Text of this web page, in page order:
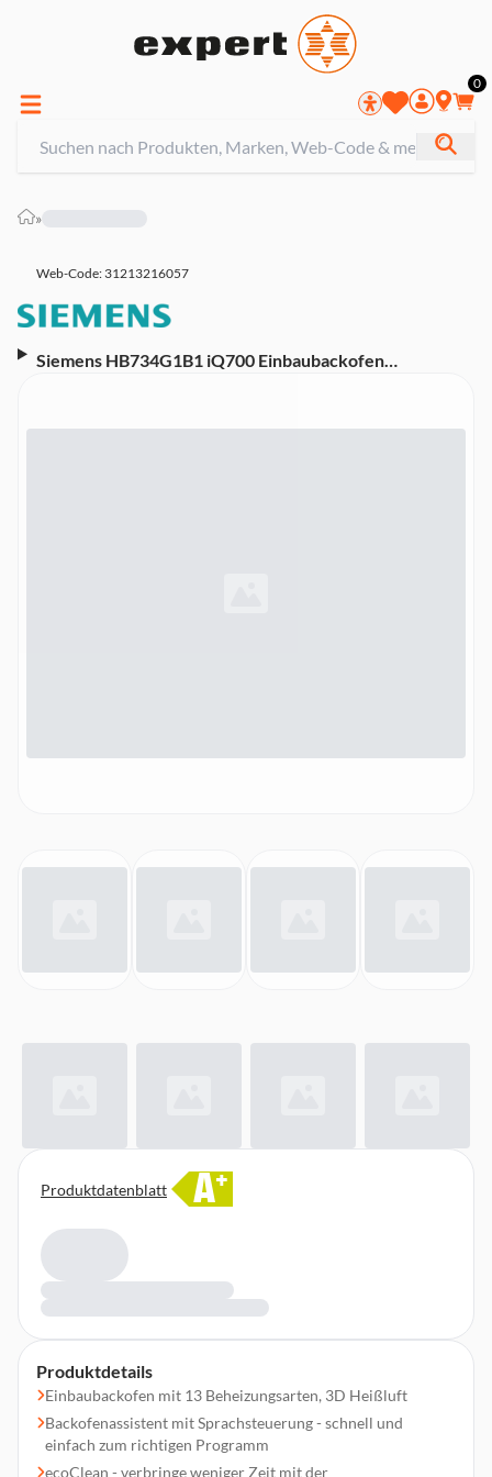
0
»
Web-Code: 31213216057
Siemens HB734G1B1 iQ700 Einbaubackofen
Full-Touchdisplay, Elektronikuhr, touchControl,
Produktdetails
Einbaubackofen mit 13 Beheizungsarten, 3D Heißluft
Backofenassistent mit Sprachsteuerung - schnell und
einfach zum richtigen Programm
ecoClean - verbringe weniger Zeit mit der
A+
Produktdatenblatt